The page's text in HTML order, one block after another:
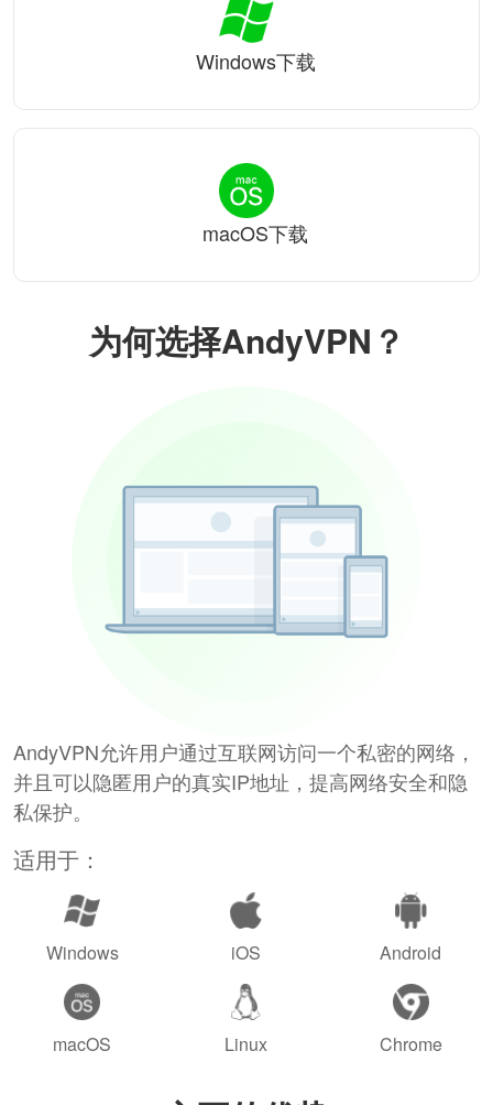
为何选择AndyVPN？
AndyVPN允许用户通过互联网访问一个私密的网络，
并且可以隐匿用户的真实IP地址，提高网络安全和隐
私保护。
适用于：
Windows iOS Android
macOS Linux Chrome
Windows下载
macOS下载